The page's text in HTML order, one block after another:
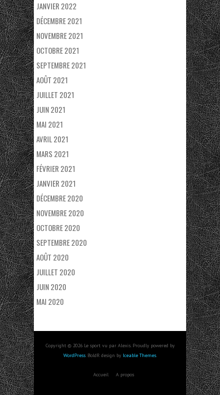
JANVIER 2022
DÉCEMBRE 2021
NOVEMBRE 2021
OCTOBRE 2021
SEPTEMBRE 2021
AOÛT 2021
JUILLET 2021
JUIN 2021
MAI 2021
AVRIL 2021
MARS 2021
FÉVRIER 2021
JANVIER 2021
DÉCEMBRE 2020
NOVEMBRE 2020
OCTOBRE 2020
SEPTEMBRE 2020
AOÛT 2020
JUILLET 2020
JUIN 2020
MAI 2020
Copyright © 2026 Le sport vu par Alexis. Proudly powered by
WordPress. BoldR design by Iceable Themes.
Accueil A propos